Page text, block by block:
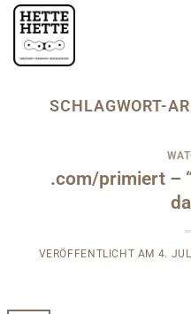
Zum
Inhalt
springen
SCHLAGWORT-
.com/primiert –
VERÖFFENTLICHT AM 4.